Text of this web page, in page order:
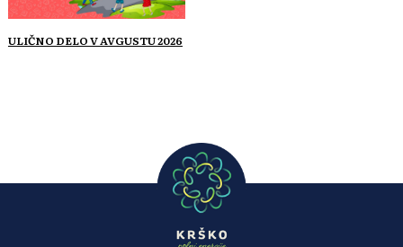
ULIČNO DELO V AVGUSTU 2026